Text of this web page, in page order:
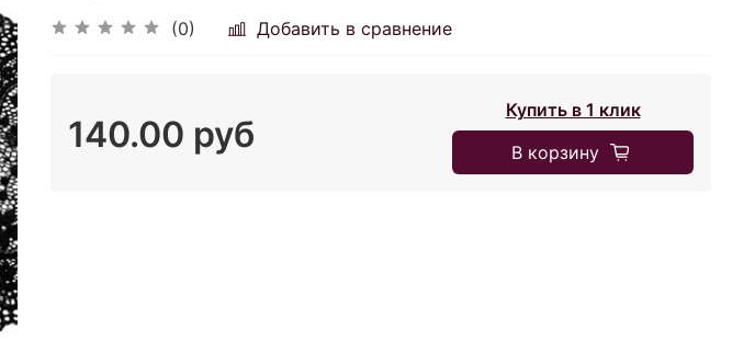
(0) Добавить в сравнение
140.00 руб
Купить в 1 клик
В корзину